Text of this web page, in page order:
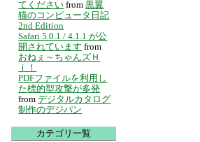
てください from 黒翼
猫のコンピュータ日記
2nd Edition
Safari 5.0.1 / 4.1.1 が公
開されています from
おねぇ～ちゃんズＨ
ｉ！
PDFファイルを利用し
た標的型攻撃が多発
from デジタルカタログ
制作のデジパン
カテゴリ一覧